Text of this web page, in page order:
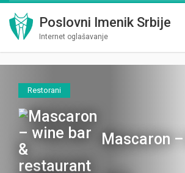
Poslovni Imenik Srbije
Internet oglašavanje
Restorani
Mascaron